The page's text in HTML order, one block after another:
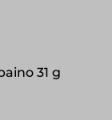
31 g